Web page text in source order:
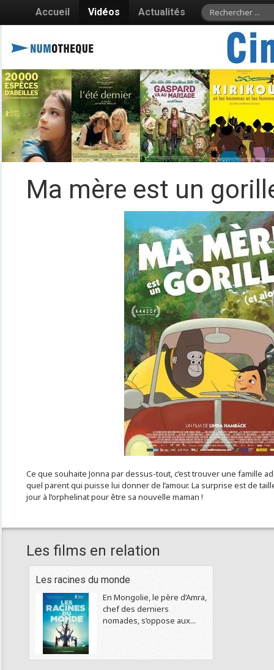
Accueil Vidéos Actualités
Ma mère est un
Ce que souhaite Jonna par dessus-tout, c’est trouver une famille
quel parent qui puisse lui donner de l’amour. La surprise est de
jour à l’orphelinat pour être sa nouvelle maman !
Les films en relation
Les racines du monde
En Mongolie, le père d’Amra,
chef des derniers
nomades, s’oppose aux...